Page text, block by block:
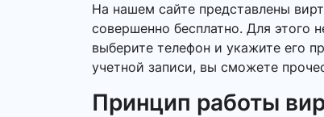
На нашем сайте представлены
совершенно бесплатно. Для этого
выберите телефон и укажите его
учетной записи, вы сможете
Принцип работы